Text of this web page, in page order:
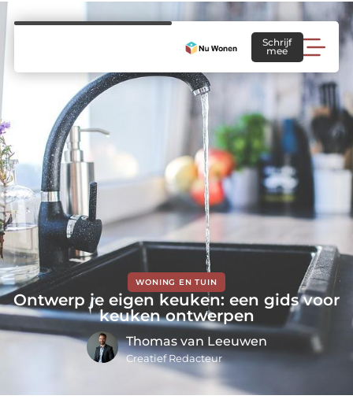
Schrijf
mee
WONING EN TUIN
Ontwerp je eigen keuken: een gids voor
keuken ontwerpen
Thomas van Leeuwen
Creatief Redacteur